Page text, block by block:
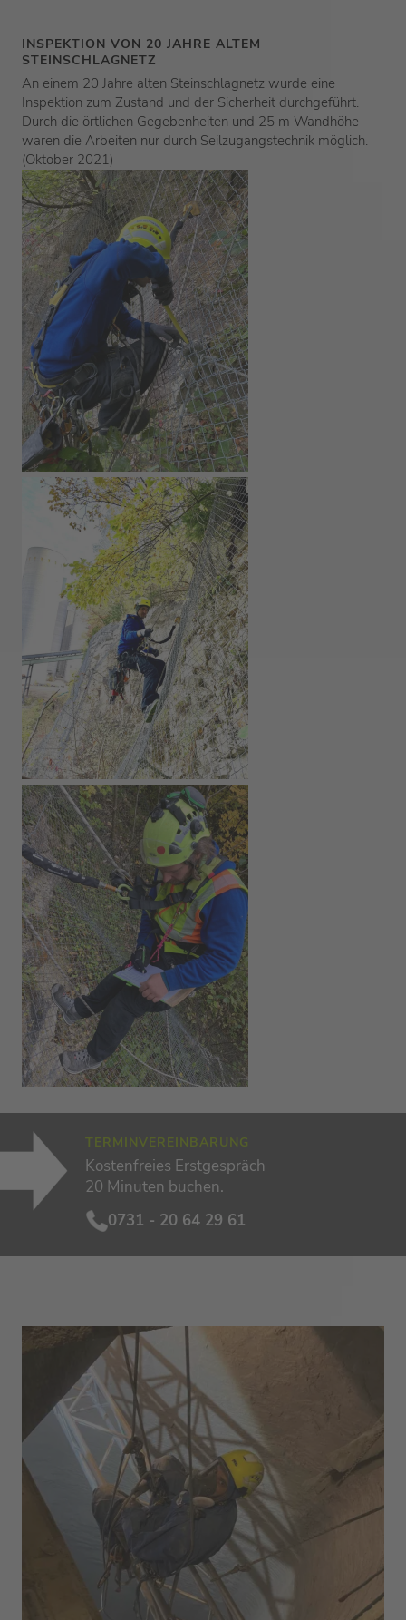
INSPEKTION VON 20 JAHRE ALTEM
STEINSCHLAGNETZ
An einem 20 Jahre alten Steinschlagnetz wurde eine
Inspektion zum Zustand und der Sicherheit durchgeführt.
Durch die örtlichen Gegebenheiten und 25 m Wandhöhe
waren die Arbeiten nur durch Seilzugangstechnik möglich.
(Oktober 2021)
TERMINVEREINBARUNG
Kostenfreies Erstgespräch
20 Minuten buchen.
0731 - 20 64 29 61